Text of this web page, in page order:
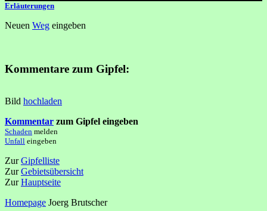
Erläuterungen
Neuen Weg eingeben
Kommentare zum Gipfel:
Bild hochladen
Kommentar zum Gipfel eingeben
Schaden melden
Unfall eingeben
ZurGipfelliste
ZurGebietsübersicht
ZurHauptseite
Homepage Joerg Brutscher